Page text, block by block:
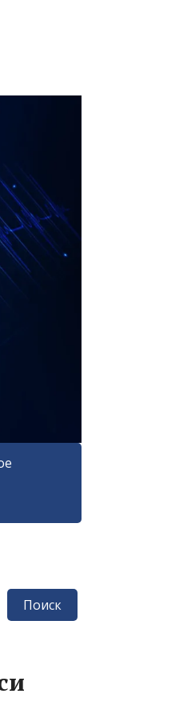
Поиск